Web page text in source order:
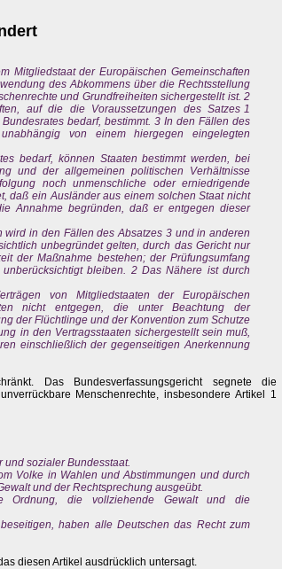
Mitgliedstaat der Europäischen Gemeinschaften
des Abkommens über die Rechtsstellung
und Grundfreiheiten sichergestellt ist. 2
auf die die Voraussetzungen des Satzes 1
bedarf, bestimmt. 3 In den Fällen des
von einem hiergegen eingelegten
bedarf, können Staaten bestimmt werden, bei
und der allgemeinen politischen Verhältnisse
noch unmenschliche oder erniedrigende
daß ein Ausländer aus einem solchen Staat nicht
Annahme begründen, daß er entgegen dieser
in den Fällen des Absatzes 3 und in anderen
unbegründet gelten, durch das Gericht nur
der Maßnahme bestehen; der Prüfungsumfang
bleiben. 2 Das Nähere ist durch
von Mitgliedstaaten der Europäischen
nicht entgegen, die unter Beachtung der
der Flüchtlinge und der Konvention zum Schutze
in den Vertragsstaaten sichergestellt sein muß,
einschließlich der gegenseitigen Anerkennung
Das Bundesverfassungsgericht segnete die
Menschenrechte, insbesondere Artikel 1
sozialer Bundesstaat.
Volke in Wahlen und Abstimmungen und durch
und der Rechtsprechung ausgeübt.
Ordnung, die vollziehende Gewalt und die
haben alle Deutschen das Recht zum
diesen Artikel ausdrücklich untersagt.